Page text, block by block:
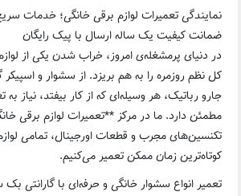
نمایندگی تعمیرات لوازم برقی خانگی؛ خدمات
ضمانت کیفیت یک ساله ارسال با پیک رایگان
در دنیای پرمشغله‌ی امروز، خراب شدن یکی از
کل نظم روزمره را به هم بریزد. از سشوار و اسپیکر
جارو رباتیک، هر وسیله‌ای که از کار بیفتد، نیاز
مطمئن دارد. ما در مرکز **تعمیرات لوازم برقی
تکنسین‌های مجرب و قطعات اورجینال، تمامی
کوتاه‌ترین زمان ممکن تعمیر می‌کنیم.
تعمیر انواع سشوار خانگی و حرفه‌ای با گارانتی بک